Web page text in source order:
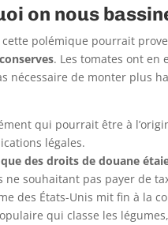
on nous
cette polémique pourrait
. Les tomates ont en
nécessaire de monter plus
qui pourrait être à
légales.
des droits de douane
ne souhaitant pas payer de
des États-Unis mit fin à la
qui classe les